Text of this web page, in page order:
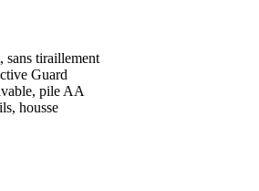
sans tiraillement
Guard
pile AA
housse